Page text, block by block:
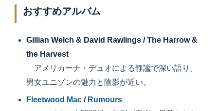
おすすめアルバム
Gillian Welch & David Rawlings / The Harrow &
the Harvest
アメリカーナ・デュオによる静謐で深い語り。
男女ユニゾンの魅力と陰影が近い。
Fleetwood Mac / Rumours